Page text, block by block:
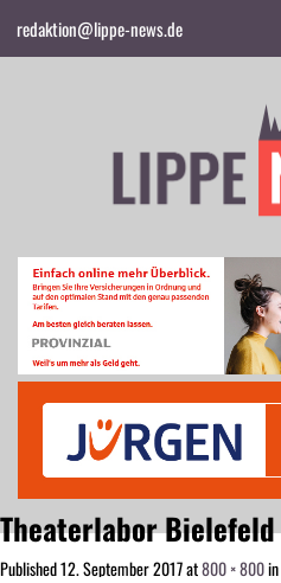
redaktion@lippe-news.de
Theaterlabor Bielefeld
Published12. September 2017at800 × 800in